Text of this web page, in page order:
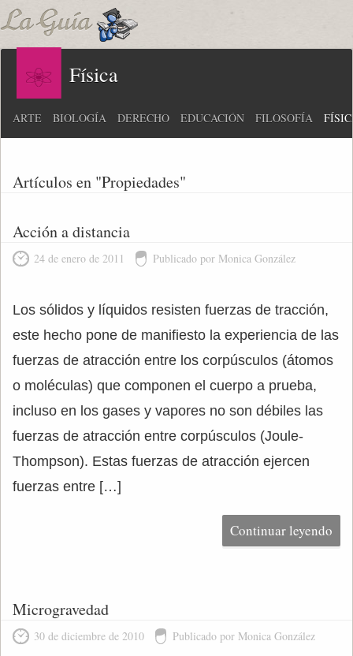
Física
ARTE BIOLOGÍA DERECHO EDUCACIÓN FILOSOFÍA
Artículos en "Propiedades"
Acción a distancia
24 de enero de 2011 Publicado por Monica González
Los sólidos y líquidos resisten fuerzas de tracción,
este hecho pone de manifiesto la experiencia de las
fuerzas de atracción entre los corpúsculos (átomos
o moléculas) que componen el cuerpo a prueba,
incluso en los gases y vapores no son débiles las
fuerzas de atracción entre corpúsculos (Joule-
Thompson). Estas fuerzas de atracción ejercen
fuerzas entre […]
Continuar leyendo
Microgravedad
30 de diciembre de 2010 Publicado por Monica González